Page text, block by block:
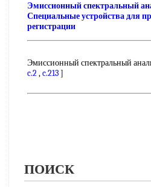
Эмиссионный спектральный
Специальные устройства для
регистрации
Эмиссионный спектральный
c.2,c.213]
ПОИСК